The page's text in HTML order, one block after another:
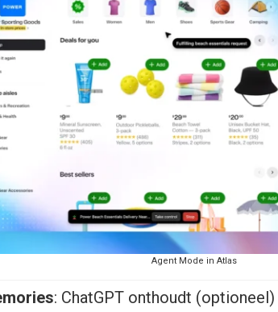
Agent Mode in Atlas
: ChatGPT onthoudt